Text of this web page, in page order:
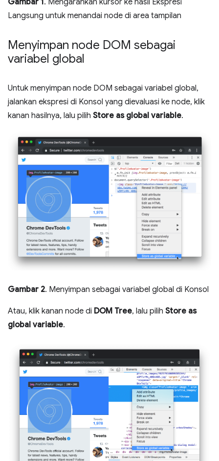
Langsung untuk menandai node di area tampilan
Menyimpan node DOM sebagai
variabel global
Untuk menyimpan node DOM sebagai variabel global,
jalankan ekspresi di Konsol yang dievaluasi ke node, klik
kanan hasilnya, lalu pilih Store as global variable.
Gambar 2. Menyimpan sebagai variabel global di Konsol
Atau, klik kanan node di DOM Tree, lalu pilih Store as
global variable.